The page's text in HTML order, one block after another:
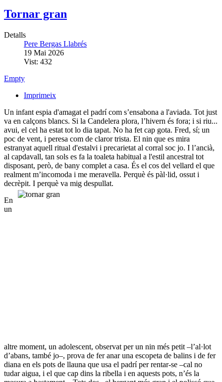
Tornar gran
Detalls
Pere Bergas Llabrés
19 Mai 2026
Vist: 432
Empty
Imprimeix
Un infant espia d'amagat el padrí com s’ensabona a l'aviada. Tot just
va en calçons blancs. Si la Candelera plora, l’hivern és fora; i si riu...
avui, el cel ha estat tot lo dia tapat. No ha fet cap gota. Fred, sí; un
poc de vent, i peresa com de claror trista. El nin que es mira
estranyat aquell ritual d'estalvi i precarietat al corral soc jo. I l’ancià,
al capdavall, tan sols es fa la toaleta habitual a l'estil ancestral tot
disposant, però, de bany complet a casa. És el cos del vellard el que
realment m’incomoda i me meravella. Perquè és pàl·lid, ossut i
decrèpit. I perquè va mig despullat.
En
un
altre moment, un adolescent, observat per un nin més petit –l’al·lot
d’abans, també jo–, prova de fer anar una escopeta de balins i de fer
diana en els pots de llauna que usa el padrí per rentar-se –cal no
tudar aigua, i el que cap dins la ribella i en aquests pots, n’és la